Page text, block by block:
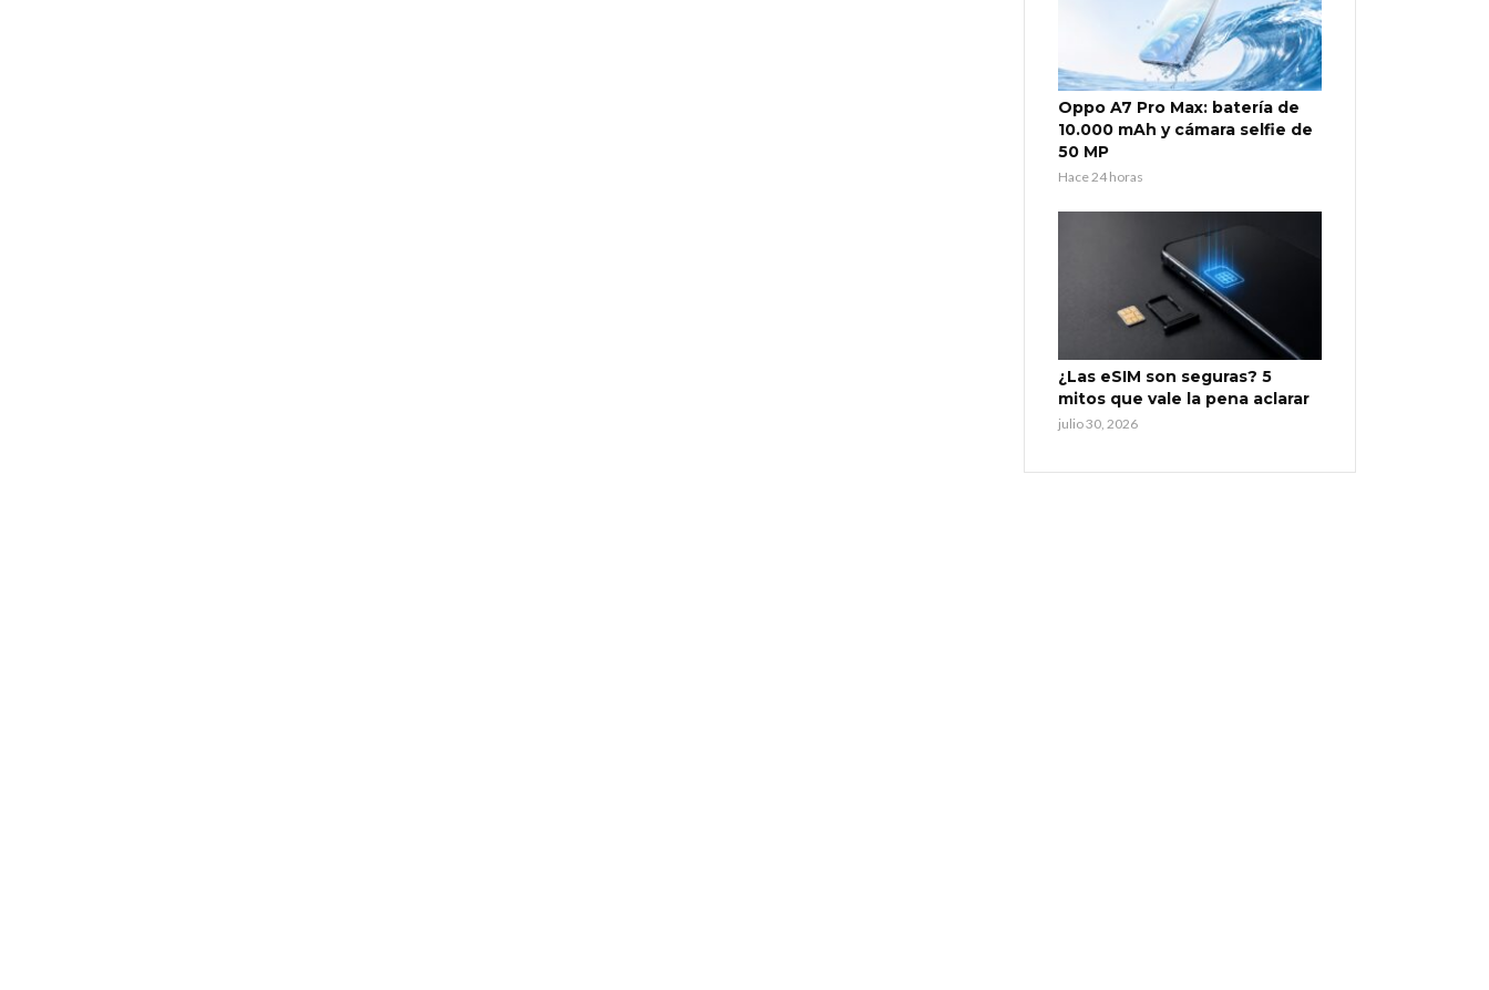
Oppo A7 Pro Max: batería de
10.000 mAh y cámara selfie de
50 MP
Hace 24 horas
¿Las eSIM son seguras? 5
mitos que vale la pena aclarar
julio 30, 2026